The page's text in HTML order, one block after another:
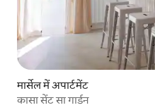
मार्सेल में अपार्टमेंट
कासा सेंट सा गार्डन